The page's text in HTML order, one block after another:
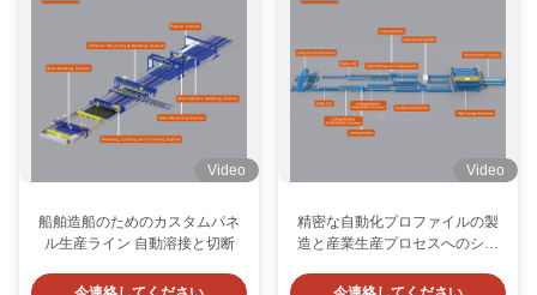
Video
船舶造船のためのカスタムパネ
ル生産ライン 自動溶接と切断
Video
精密な自動化プロファイルの製
造と産業生産プロセスへのシー
ジェントカットライン